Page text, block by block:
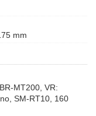
mm
MT200, VR:
SM-RT10, 160